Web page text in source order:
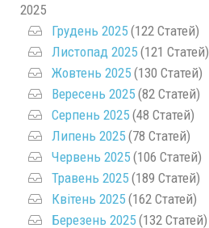
2025
Грудень 2025 (122 Статей)
Листопад 2025 (121 Статей)
Жовтень 2025 (130 Статей)
Вересень 2025 (82 Статей)
Серпень 2025 (48 Статей)
Липень 2025 (78 Статей)
Червень 2025 (106 Статей)
Травень 2025 (189 Статей)
Квітень 2025 (162 Статей)
Березень 2025 (132 Статей)